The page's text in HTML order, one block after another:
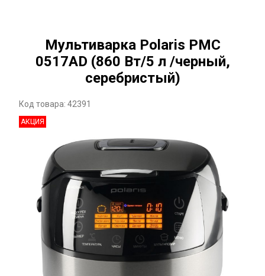
Мультиварка Polaris PMC
0517AD (860 Вт/5 л /черный,
серебристый)
Код товара: 42391
АКЦИЯ